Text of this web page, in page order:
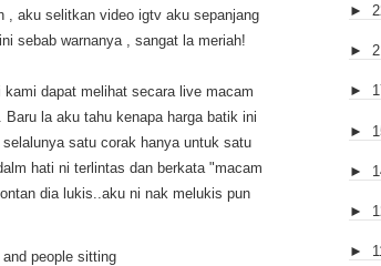
, aku selitkan video igtv aku sepanjang
sebab warnanya , sangat la meriah!
dapat melihat secara live macam
la aku tahu kenapa harga batik ini
satu corak hanya untuk satu
hati ni terlintas dan berkata "macam
dia lukis..aku ni nak melukis pun
►
►
►
►
►
►
►